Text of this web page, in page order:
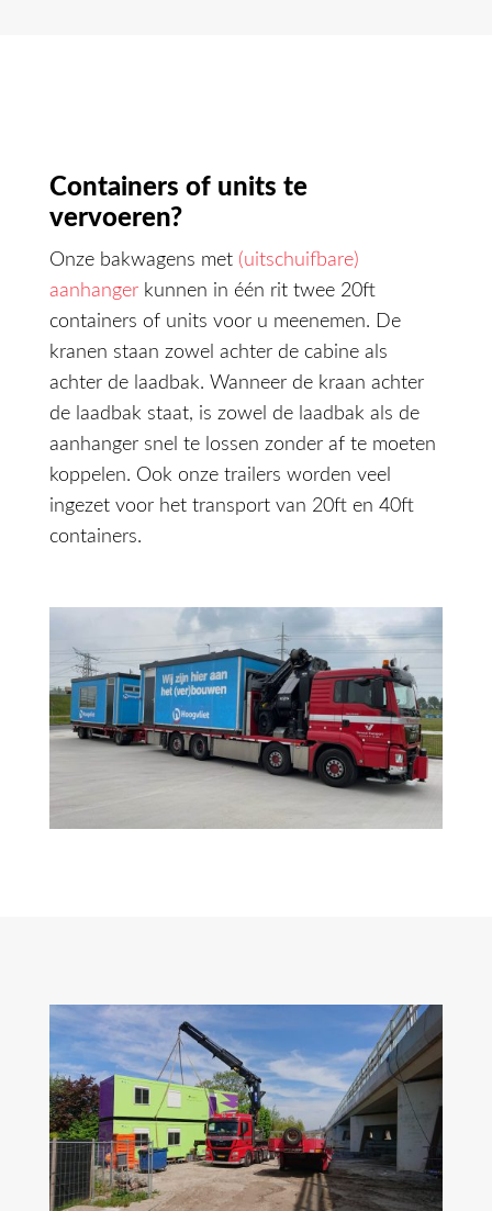
Containers of units te
vervoeren?
Onze bakwagens met (uitschuifbare)
aanhangerkunnen in één rit twee 20ft
containers of units voor u meenemen. De
kranen staan zowel achter de cabine als
achter de laadbak. Wanneer de kraan achter
de laadbak staat, is zowel de laadbak als de
aanhanger snel te lossen zonder af te moeten
koppelen. Ook onze trailers worden veel
ingezet voor het transport van 20ft en 40ft
containers.